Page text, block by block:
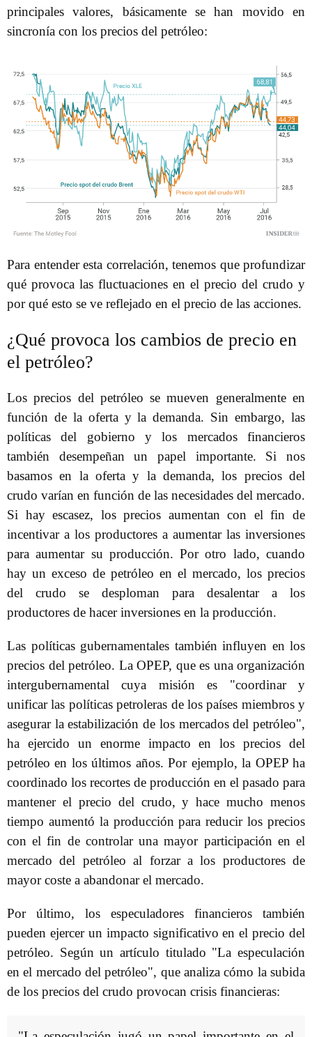
principales valores, básicamente se han movido en
sincronía con los precios del petróleo:
Para entender esta correlación, tenemos que profundizar
qué provoca las fluctuaciones en el precio del crudo y
por qué esto se ve reflejado en el precio de las acciones.
¿Qué provoca los cambios de precio en
el petróleo?
Los precios del petróleo se mueven generalmente en
función de la oferta y la demanda. Sin embargo, las
políticas del gobierno y los mercados financieros
también desempeñan un papel importante. Si nos
basamos en la oferta y la demanda, los precios del
crudo varían en función de las necesidades del mercado.
Si hay escasez, los precios aumentan con el fin de
incentivar a los productores a aumentar las inversiones
para aumentar su producción. Por otro lado, cuando
hay un exceso de petróleo en el mercado, los precios
del crudo se desploman para desalentar a los
productores de hacer inversiones en la producción.
Las políticas gubernamentales también influyen en los
precios del petróleo. La OPEP, que es una organización
intergubernamental cuya misión es "coordinar y
unificar las políticas petroleras de los países miembros y
asegurar la estabilización de los mercados del petróleo",
ha ejercido un enorme impacto en los precios del
petróleo en los últimos años. Por ejemplo, la OPEP ha
coordinado los recortes de producción en el pasado para
mantener el precio del crudo, y hace mucho menos
tiempo aumentó la producción para reducir los precios
con el fin de controlar una mayor participación en el
mercado del petróleo al forzar a los productores de
mayor coste a abandonar el mercado.
Por último, los especuladores financieros también
pueden ejercer un impacto significativo en el precio del
petróleo. Según un artículo titulado "La especulación
en el mercado del petróleo", que analiza cómo la subida
de los precios del crudo provocan crisis financieras: